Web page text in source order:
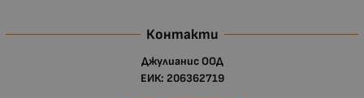
Контакти
Джулианис ООД
ЕИК: 206362719